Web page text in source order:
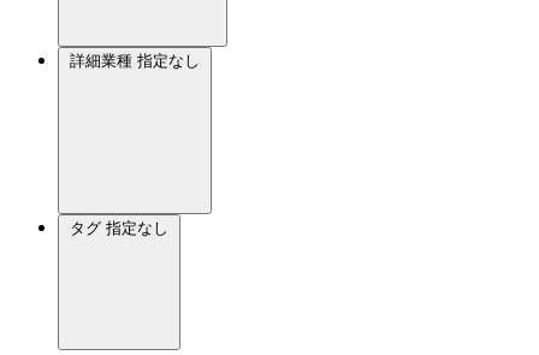
詳細業種 指定なし
タグ 指定なし